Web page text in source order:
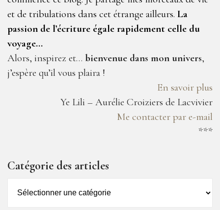
et de tribulations dans cet étrange ailleurs. La
passion de l’écriture égale rapidement celle du
voyage…
Alors, inspirez et… bienvenue dans mon univers,
j’espère qu’il vous plaira !
En savoir plus
Ye Lili – Aurélie Croiziers de Lacvivier
Me contacter par e-mail
***
Catégorie des articles
des